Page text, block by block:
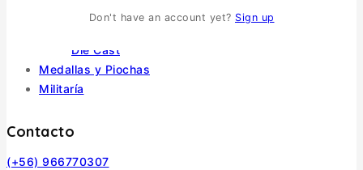
Autos, Buses y Motos Die Dast
Die Cast
Medallas y Piochas
Militaría
Contacto
(+56) 966770307
Don't have an account yet? Sign up